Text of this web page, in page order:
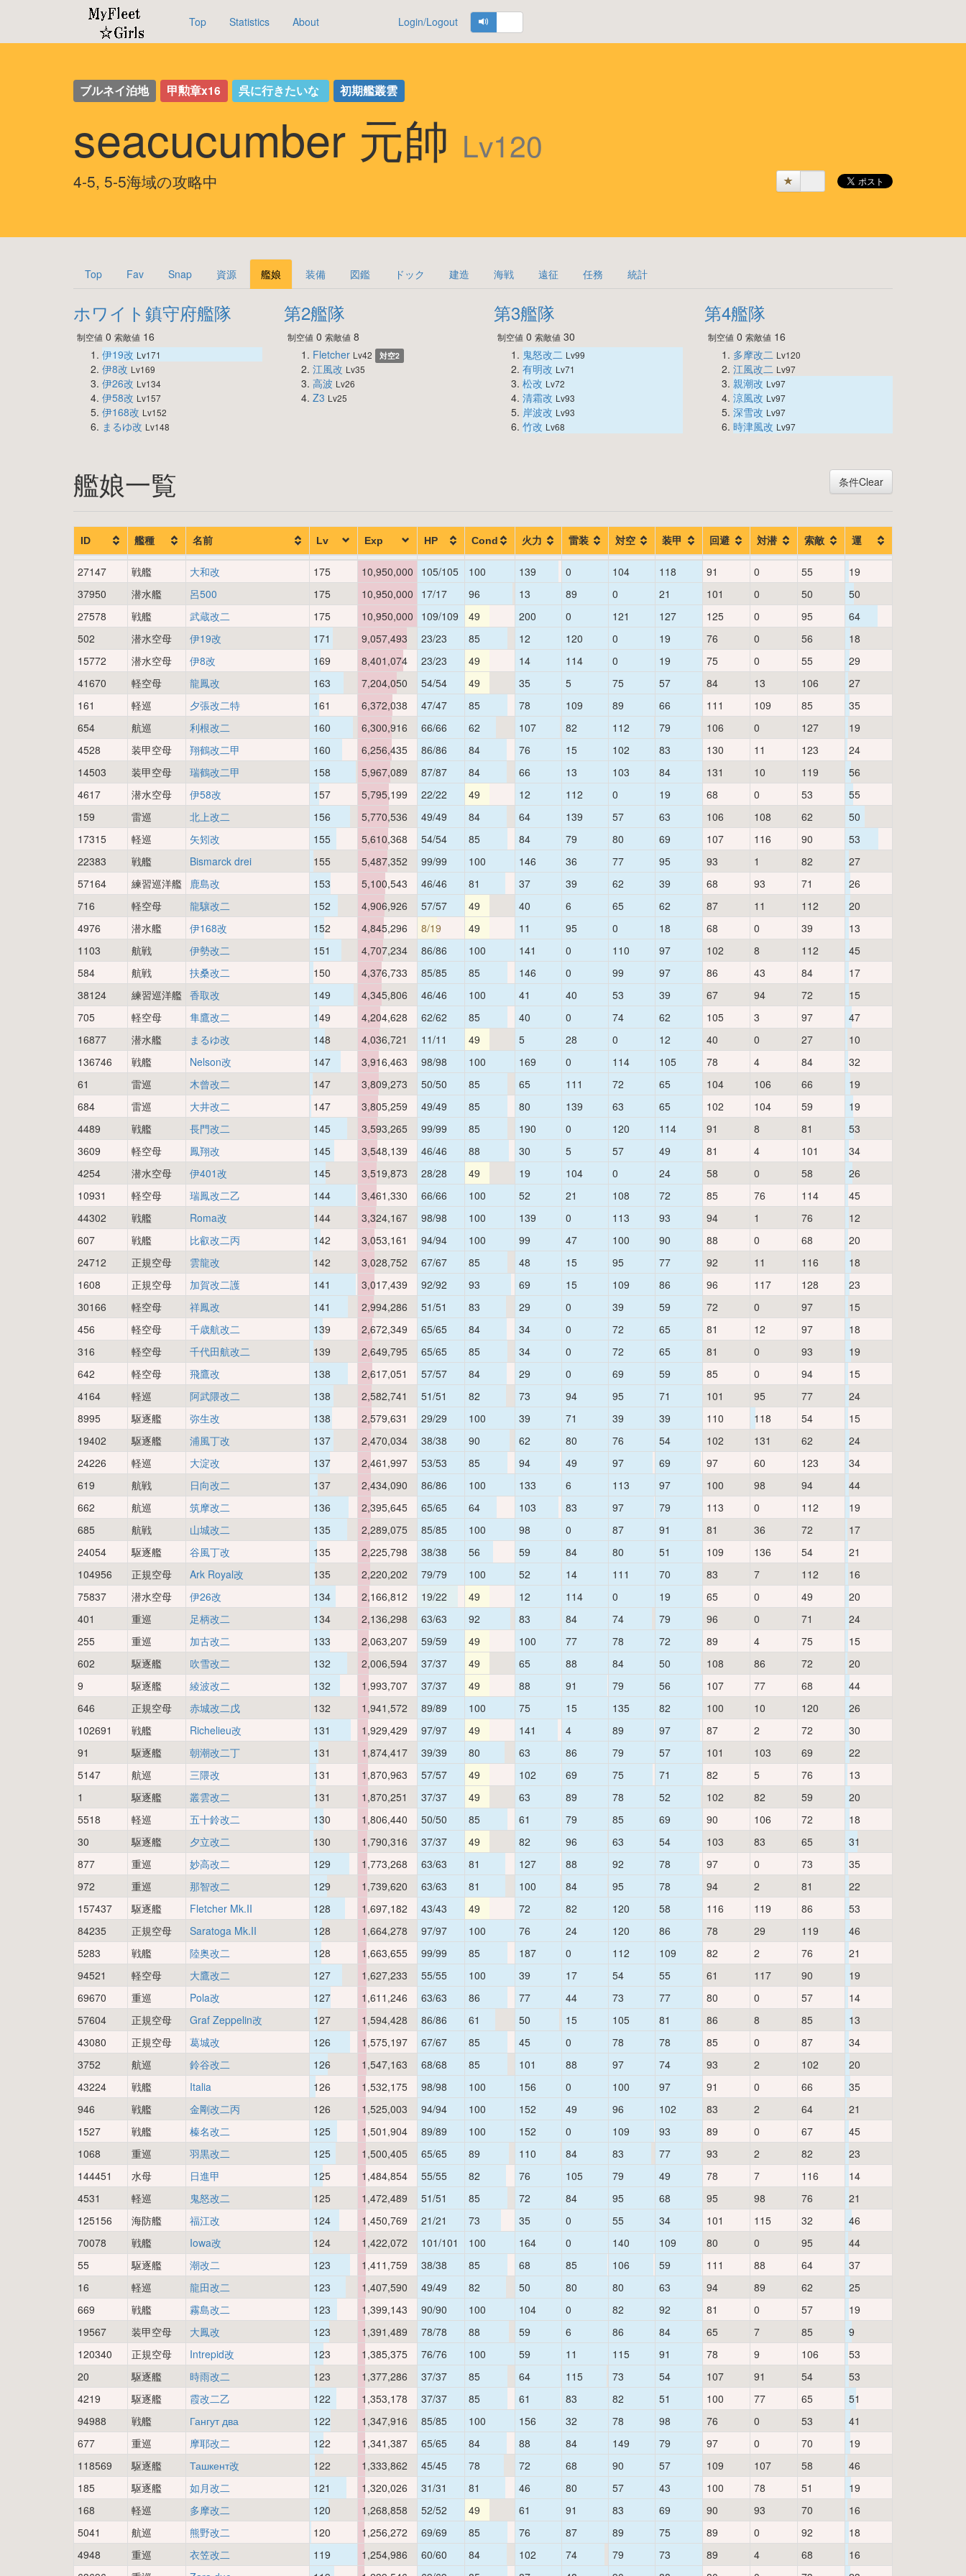
Top Statistics About Login/Logout
ブルネイ泊地 甲勲章x16 呉に行きたいな 初期艦叢雲
seacucumber 元帥 Lv120
4-5, 5-5海域の攻略中
Top Fav Snap 資源 艦娘 装備 図鑑 ドック 建造 海戦 遠征 任務 統計
ホワイト鎮守府艦隊
制空値 0 索敵値 16
伊19改 Lv171
伊8改 Lv169
伊26改 Lv134
伊58改 Lv157
伊168改 Lv152
まるゆ改 Lv148
第2艦隊
制空値0 索敵値8
Fletcher Lv42 対空2
江風改 Lv35
高波 Lv26
Z3 Lv25
第3艦隊
制空値 0 索敵値 30
鬼怒改二 Lv99
有明改 Lv71
松改 Lv72
清霜改 Lv93
岸波改 Lv93
竹改 Lv68
第4艦隊
制空値0 索敵値16
多摩改二 Lv120
江風改二 Lv97
親潮改 Lv97
涼風改 Lv97
深雪改 Lv97
時津風改 Lv97
条件Clear
艦娘一覧
ID 艦種 名前 Lv Exp HP Cond 火力 雷装 対空 装甲 回避 対潜 索敵 運
27147 戦艦 大和改 175 10,950,000 105/105 100 139 0 104 118 91 0 55
19
37950
潜水艦 呂500 175 10,950,000 17/17 96 13 89 0 21 101 0 50
50
27578
戦艦 武蔵改二 175 10,950,000 109/109 49 200 0 121 127 125 0 95
64
502
潜水空母 伊19改 171 9,057,493 23/23 85 12 120 0 19 76 0 56
18
15772
潜水空母 伊8改 169 8,401,074 23/23 49 14 114 0 19 75 0 55
29
41670
軽空母 龍鳳改 163 7,204,050 54/54 49 35 5 75 57 84 13 106
27
161
軽巡 夕張改二特 161 6,372,038 47/47 85 78 109 89 66 111 109 85
35
654
航巡 利根改二 160 6,300,916 66/66 62 107 82 112 79 106 0 127
19
4528
装甲空母 翔鶴改二甲 160 6,256,435 86/86 84 76 15 102 83 130 11 123
24
14503
装甲空母 瑞鶴改二甲 158 5,967,089 87/87 84 66 13 103 84 131 10 119
56
4617
潜水空母 伊58改 157 5,795,199 22/22 49 12 112 0 19 68 0 53
55
159
雷巡 北上改二 156 5,770,536 49/49 84 64 139 57 63 106 108 62
50
17315
軽巡 矢矧改 155 5,610,368 54/54 85 84 79 80 69 107 116 90
53
22383
戦艦 Bismarck drei 155 5,487,352 99/99 100 146 36 77 95 93 1 82
27
57164
練習巡洋艦 鹿島改 153 5,100,543 46/46 81 37 39 62 39 68 93 71
26
716
軽空母 龍驤改二 152 4,906,926 57/57 49 40 6 65 62 87 11 112
20
4976
潜水艦 伊168改 152 4,845,296 8/19 49 11 95 0 18 68 0 39
13
1103
航戦 伊勢改二 151 4,707,234 86/86 100 141 0 110 97 102 8 112
45
584
航戦 扶桑改二 150 4,376,733 85/85 85 146 0 99 97 86 43 84
17
38124
練習巡洋艦 香取改 149 4,345,806 46/46 100 41 40 53 39 67 94 72
15
705
軽空母 隼鷹改二 149 4,204,628 62/62 85 40 0 74 62 105 3 97
47
16877
潜水艦 まるゆ改 148 4,036,721 11/11 49 5 28 0 12 40 0 27
10
136746
戦艦 Nelson改 147 3,916,463 98/98 100 169 0 114 105 78 4 84
32
61
雷巡 木曾改二 147 3,809,273 50/50 85 65 111 72 65 104 106 66
19
684
雷巡 大井改二 147 3,805,259 49/49 85 80 139 63 65 102 104 59
19
4489
戦艦 長門改二 145 3,593,265 99/99 85 190 0 120 114 91 8 81
53
3609
軽空母 鳳翔改 145 3,548,139 46/46 88 30 5 57 49 81 4 101
34
4254
潜水空母 伊401改 145 3,519,873 28/28 49 19 104 0 24 58 0 58
26
10931
軽空母 瑞鳳改二乙 144 3,461,330 66/66 100 52 21 108 72 85 76 114
45
44302
戦艦 Roma改 144 3,324,167 98/98 100 139 0 113 93 94 1 76
12
607
戦艦 比叡改二丙 142 3,053,161 94/94 100 99 47 100 90 88 0 68
20
24712
正規空母 雲龍改 142 3,028,752 67/67 85 48 15 95 77 92 11 116
18
1608
正規空母 加賀改二護 141 3,017,439 92/92 93 69 15 109 86 96 117 128
23
30166
軽空母 祥鳳改 141 2,994,286 51/51 83 29 0 39 59 72 0 97
15
456
軽空母 千歳航改二 139 2,672,349 65/65 84 34 0 72 65 81 12 97
18
316
軽空母 千代田航改二 139 2,649,795 65/65 85 34 0 72 65 81 0 93
19
642
軽空母 飛鷹改 138 2,617,051 57/57 84 29 0 69 59 85 0 94
15
4164
軽巡 阿武隈改二 138 2,582,741 51/51 82 73 94 95 71 101 95 77
24
8995
駆逐艦 弥生改 138 2,579,631 29/29 100 39 71 39 39 110 118 54
15
19402
駆逐艦 浦風丁改 137 2,470,034 38/38 90 62 80 76 54 102 131 62
24
24226
軽巡 大淀改 137 2,461,997 53/53 85 94 49 97 69 97 60 123
34
619
航戦 日向改二 137 2,434,090 86/86 100 133 6 113 97 100 98 94
44
662
航巡 筑摩改二 136 2,395,645 65/65 64 103 83 97 79 113 0 112
19
685
航戦 山城改二 135 2,289,075 85/85 100 98 0 87 91 81 36 72
17
24054
駆逐艦 谷風丁改 135 2,225,798 38/38 56 59 84 80 51 109 136 54
21
104956
正規空母 Ark Royal改 135 2,220,202 79/79 100 52 14 111 70 83 7 112
16
75837
潜水空母 伊26改 134 2,166,812 19/22 49 12 114 0 19 65 0 49
20
401
重巡 足柄改二 134 2,136,298 63/63 92 83 84 74 79 96 0 71
24
255
重巡 加古改二 133 2,063,207 59/59 49 100 77 78 72 89 4 75
15
602
駆逐艦 吹雪改二 132 2,006,594 37/37 49 65 88 84 50 108 86 72
20
9
駆逐艦 綾波改二 132 1,993,707 37/37 49 88 91 79 56 107 77 68
44
646
正規空母 赤城改二戊 132 1,941,572 89/89 100 75 15 135 82 100 10 120
26
102691
戦艦 Richelieu改 131 1,929,429 97/97 49 141 4 89 97 87 2 72
30
91
駆逐艦 朝潮改二丁 131 1,874,417 39/39 80 63 86 79 57 101 103 69
22
5147
航巡 三隈改 131 1,870,963 57/57 49 102 69 75 71 82 5 76
13
1
駆逐艦 叢雲改二 131 1,870,251 37/37 49 63 89 78 52 102 82 59
20
5518
軽巡 五十鈴改二 130 1,806,440 50/50 85 61 79 85 69 90 106 72
18
30
駆逐艦 夕立改二 130 1,790,316 37/37 49 82 96 63 54 103 83 65
31
877
重巡 妙高改二 129 1,773,268 63/63 81 127 88 92 78 97 0 73
35
972
重巡 那智改二 129 1,739,620 63/63 81 100 84 95 78 94 2 81
22
157437
駆逐艦 Fletcher Mk.II 128 1,697,182 43/43 49 72 82 120 58 116 119 86
53
84235
正規空母 Saratoga Mk.II 128 1,664,278 97/97 100 76 24 120 86 78 29 119
46
5283
戦艦 陸奥改二 128 1,663,655 99/99 85 187 0 112 109 82 2 76
21
94521
軽空母 大鷹改二 127 1,627,233 55/55 100 39 17 54 55 61 117 90
19
69670
重巡 Pola改 127 1,611,246 63/63 86 77 44 73 77 80 0 57
14
57604
正規空母 Graf Zeppelin改 127 1,594,428 86/86 61 50 15 105 81 86 8 85
13
43080
正規空母 葛城改 126 1,575,197 67/67 85 45 0 78 78 85 0 87
34
3752
航巡 鈴谷改二 126 1,547,163 68/68 85 101 88 97 74 93 2 102
20
43224
戦艦 Italia 126 1,532,175 98/98 100 156 0 100 97 91 0 66
35
946
戦艦 金剛改二丙 126 1,525,003 94/94 100 152 49 96 102 83 2 64
21
1527
戦艦 榛名改二 125 1,501,904 89/89 100 152 0 109 93 89 0 67
45
1068
重巡 羽黒改二 125 1,500,405 65/65 89 110 84 83 77 93 2 82
23
144451
水母 日進甲 125 1,484,854 55/55 82 76 105 79 49 78 7 116
14
4531
軽巡 鬼怒改二 125 1,472,489 51/51 85 72 84 95 68 95 98 76
21
125156
海防艦 福江改 124 1,450,769 21/21 73 35 0 55 34 101 115 32
46
70078
戦艦 Iowa改 124 1,422,072 101/101 100 164 0 140 109 80 0 95
44
55
駆逐艦 潮改二 123 1,411,759 38/38 85 68 85 106 59 111 88 64
37
16
軽巡 龍田改二 123 1,407,590 49/49 82 50 80 80 63 94 89 62
25
669
戦艦 霧島改二 123 1,399,143 90/90 100 104 0 82 92 81 0 57
19
19567
装甲空母 大鳳改 123 1,391,489 78/78 88 59 6 86 84 65 7 85
9
120340
正規空母 Intrepid改 123 1,385,375 76/76 100 59 11 115 91 78 9 106
53
20
駆逐艦 時雨改二 123 1,377,286 37/37 85 64 115 73 54 107 91 54
53
4219
駆逐艦 霞改二乙 122 1,353,178 37/37 85 61 83 82 51 100 77 65
51
94988
戦艦 Гангут два 122 1,347,916 85/85 100 156 32 78 98 76 0 53
41
677
重巡 摩耶改二 122 1,341,387 65/65 84 88 84 149 79 97 0 70
19
118569
駆逐艦 Ташкент改 122 1,333,862 45/45 78 72 68 90 57 109 107 58
46
185
駆逐艦 如月改二 121 1,320,026 31/31 81 46 80 57 43 100 78 51
19
168
軽巡 多摩改二 120 1,268,858 52/52 49 61 91 83 69 90 93 70
16
5041
航巡 熊野改二 120 1,256,272 69/69 85 76 87 89 75 89 0 92
18
4948
重巡 衣笠改二 119 1,254,986 60/60 84 102 74 79 73 89 4 68
16